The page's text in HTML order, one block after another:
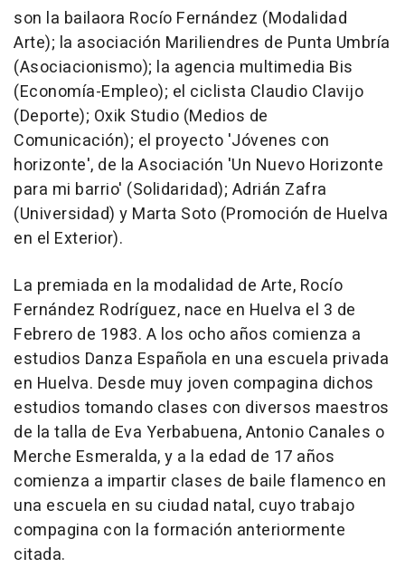
son la bailaora Rocío Fernández (Modalidad
Arte); la asociación Mariliendres de Punta Umbría
(Asociacionismo); la agencia multimedia Bis
(Economía-Empleo); el ciclista Claudio Clavijo
(Deporte); Oxik Studio (Medios de
Comunicación); el proyecto 'Jóvenes con
horizonte', de la Asociación 'Un Nuevo Horizonte
para mi barrio' (Solidaridad); Adrián Zafra
(Universidad) y Marta Soto (Promoción de Huelva
en el Exterior).
La premiada en la modalidad de Arte, Rocío
Fernández Rodríguez, nace en Huelva el 3 de
Febrero de 1983. A los ocho años comienza a
estudios Danza Española en una escuela privada
en Huelva. Desde muy joven compagina dichos
estudios tomando clases con diversos maestros
de la talla de Eva Yerbabuena, Antonio Canales o
Merche Esmeralda, y a la edad de 17 años
comienza a impartir clases de baile flamenco en
una escuela en su ciudad natal, cuyo trabajo
compagina con la formación anteriormente
citada.